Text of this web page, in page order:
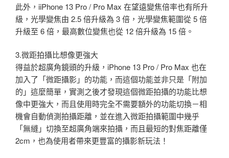
此外，iiPhone 13 Pro / Pro Max 在望遠變焦倍率也有所升
級，光學變焦由 2.5 倍升級為 3 倍，光學變焦範圍從 5 倍
升級至 6 倍，最高數位變焦也從 12 倍升級為 15 倍。
3.微距拍攝比想像更強大
得益於超廣角鏡頭的升級，iPhone 13 Pro / Pro Max 也在
加入了「微距攝影」的功能，而這個功能並非只是「附加
的」這麼簡單，實測之後才發現這個微距拍攝的功能比想
像中更強大，而且使用時完全不需要額外的功能切換－相
機會自動偵測拍攝距離，並在進入微距拍攝範圍中幾乎
「無縫」切換至超廣角端來拍攝，而且最短的對焦距離僅
2cm，也為使用者帶來更豐富的攝影新玩法！